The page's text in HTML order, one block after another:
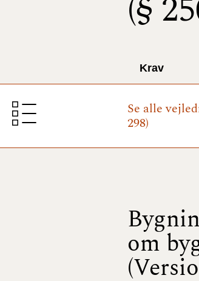
(§
Krav
Se alle
298)
om